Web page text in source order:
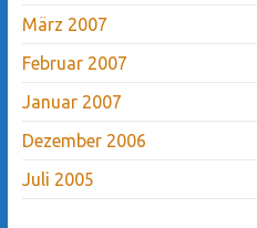
März 2007
Februar 2007
Januar 2007
Dezember 2006
Juli 2005